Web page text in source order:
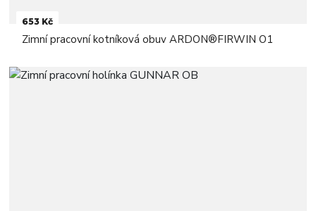
653 Kč
Zimní pracovní kotníková obuv ARDON®FIRWIN O1